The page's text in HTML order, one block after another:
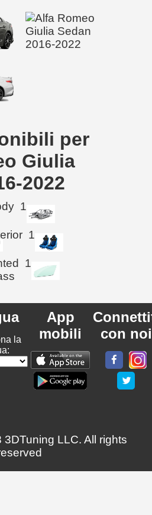
per
Giulia
2022
1
1
1
la
App
mobili
con noi
LLC. All rights